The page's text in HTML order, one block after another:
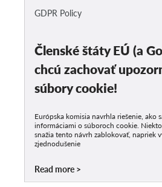
GDPR Policy
Členské štáty EÚ (a
chcú zachovať
súbory cookie!
Európska komisia navrhla riešenie, ako
informáciami o súboroch cookie.
snažia tento návrh zablokovať, napriek
zjednodušenie
Read more